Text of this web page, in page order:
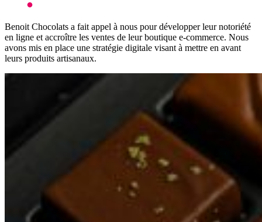
Benoit Chocolats a fait appel à nous pour développer leur notoriété
en ligne et accroître les ventes de leur boutique e-commerce. Nous
avons mis en place une stratégie digitale visant à mettre en avant
leurs produits artisanaux.